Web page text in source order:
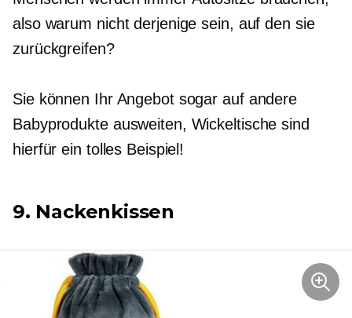
also warum nicht derjenige sein, auf den sie
zurückgreifen?
Sie können Ihr Angebot sogar auf andere
Babyprodukte ausweiten, Wickeltische sind
hierfür ein tolles Beispiel!
9. Nackenkissen